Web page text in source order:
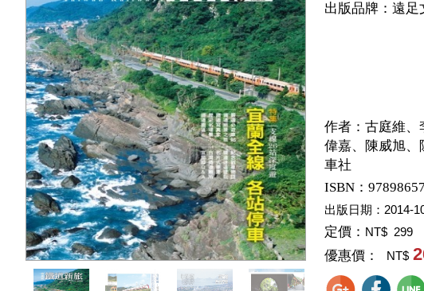
出版品牌：遠足
作者： 古庭維、
偉嘉、陳威旭、
車社
ISBN：
出版日期： 2014-
定價： NT$ 299
優惠價： NT$